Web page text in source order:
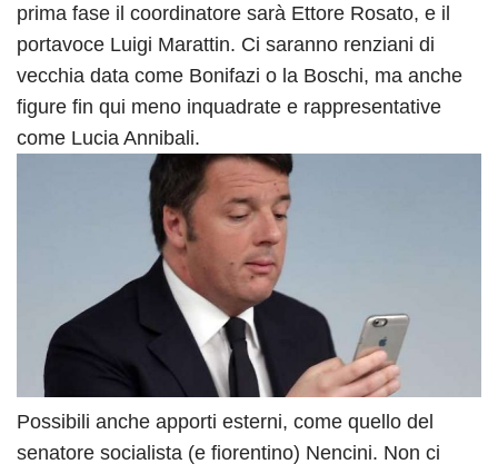
prima fase il coordinatore sarà Ettore Rosato, e il
portavoce Luigi Marattin. Ci saranno renziani di
vecchia data come Bonifazi o la Boschi, ma anche
figure fin qui meno inquadrate e rappresentative
come Lucia Annibali.
Possibili anche apporti esterni, come quello del
senatore socialista (e fiorentino) Nencini. Non ci